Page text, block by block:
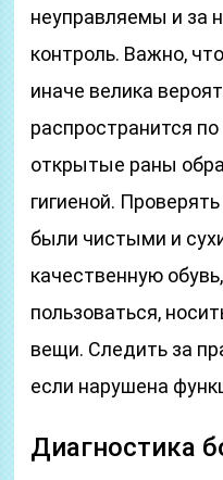
неуправляемы и за
контроль. Важно,
иначе велика
распространится
открытые раны
гигиеной.
были чистыми и
качественную
пользоваться,
вещи. Следить за
если нарушена
Диагностика